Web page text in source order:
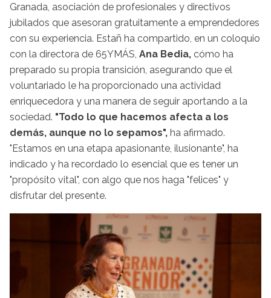
Granada, asociación de profesionales y directivos
jubilados que asesoran gratuitamente a emprendedores
con su experiencia. Estañ ha compartido, en un coloquio
con la directora de 65YMÁS, Ana Bedia, cómo ha
preparado su propia transición, asegurando que el
voluntariado le ha proporcionado una actividad
enriquecedora y una manera de seguir aportando a la
sociedad. "Todo lo que hacemos afecta a los
demás, aunque no lo sepamos", ha afirmado.
"Estamos en una etapa apasionante, ilusionante", ha
indicado y ha recordado lo esencial que es tener un
"propósito vital", con algo que nos haga "felices" y
disfrutar del presente.